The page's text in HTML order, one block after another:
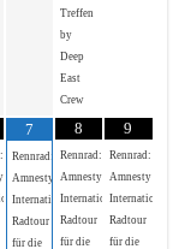
Treffen
by
Deep
East
Crew
7
Rennrad:
Amnesty
International
Radtour
für die
8
Rennrad:
Amnesty
International
Radtour
für die
9
Rennrad:
Amnesty
International
Radtour
für die